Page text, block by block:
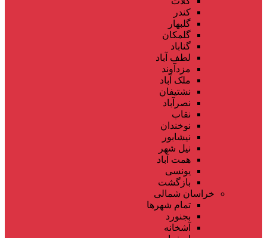
کندر
گلبهار
گلمکان
گناباد
لطف آباد
مزدآوند
ملک آباد
نشتیفان
نصرآباد
نقاب
نوخندان
نیشابور
نیل شهر
همت آباد
یونسی
بازگشت
خراسان شمالی
تمام شهر‌ها
بجنورد
آشخانه